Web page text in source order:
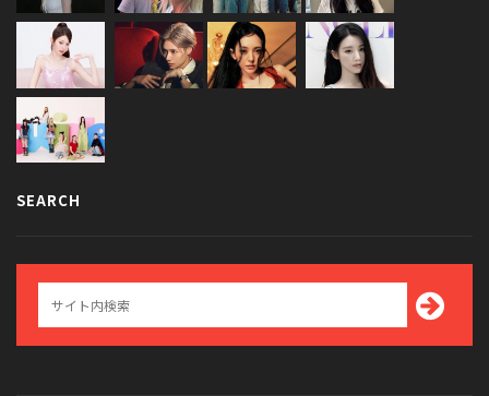
SEARCH